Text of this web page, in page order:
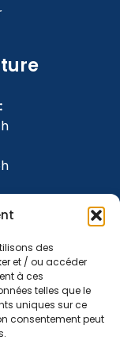
des
et / ou accéder
à ces
telles que le
uniques sur ce
consentement peut